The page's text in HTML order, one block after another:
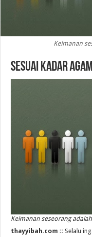
Keimanan
Sesuai Kadar
Keimanan seseorang
thayyibah.com ::Selalu